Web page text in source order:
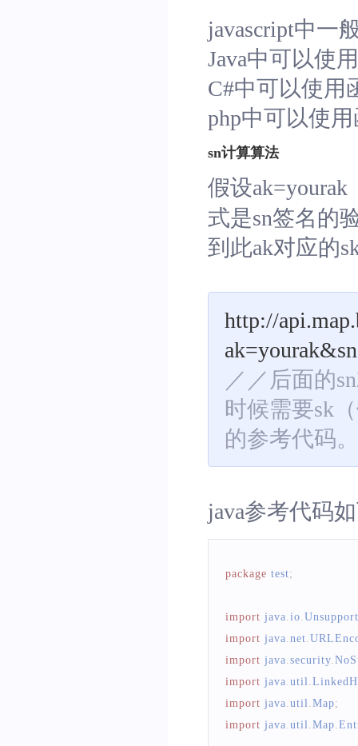
javascript中一
Java中可以使
C#中可以使用
php中可以使
sn计算算法
假设
式是sn签名的
到此ak对应的
http://
／／后面的
时候需要sk
的参考代码。
java参考代码
package test;
import java io
import java net
import java security
import java util
import java util Map;
import java util Map